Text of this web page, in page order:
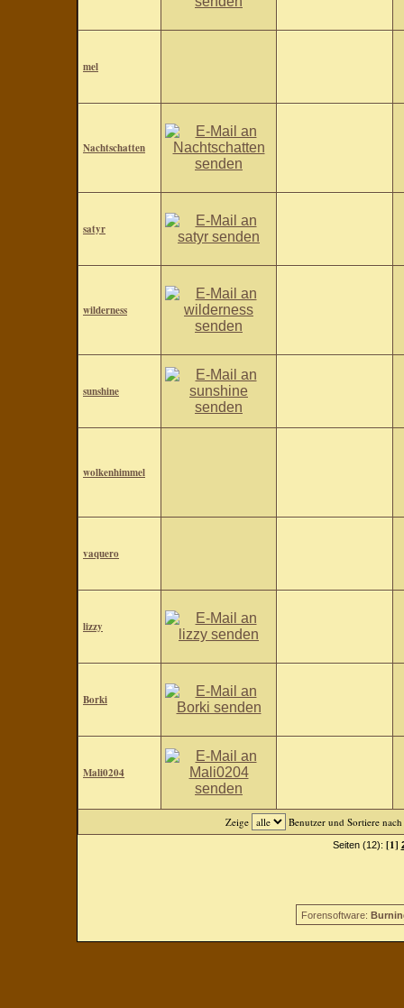
mel
Nachtschatten
satyr
wilderness
sunshine
wolkenhimmel
vaquero
lizzy
Borki
Mali0204
Zeige Benutzer und Sortiere nach
Seiten (12): [1]
Forensoftware: